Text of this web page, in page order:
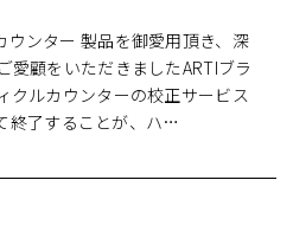
ンター 製品を御愛用頂き、深
愛顧をいただきましたARTIブラ
クルカウンターの校正サービス
終了することが、ハ…